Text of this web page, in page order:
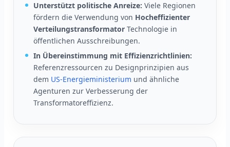
Unterstützt politische Anreize: Viele Regionen
fördern die Verwendung von Hocheffizienter
Verteilungstransformator Technologie in
öffentlichen Ausschreibungen.
In Übereinstimmung mit Effizienzrichtlinien:
Referenzressourcen zu Designprinzipien aus
dem US-Energieministerium und ähnliche
Agenturen zur Verbesserung der
Transformatoreffizienz.